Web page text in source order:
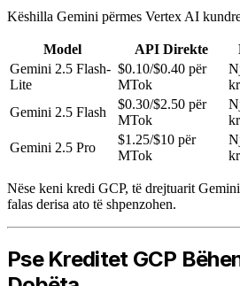
Këshilla Gemini përmes Vertex AI
Model API Direkte
Gemini 2.5 Flash-
Lite
$0.10/$0.40 për
MTok
Gemini 2.5 Flash
$0.30/$2.50 për
MTok
Gemini 2.5 Pro
$1.25/$10 për
MTok
Nëse keni kredi GCP, të drejtuarit
falas derisa ato të shpenzohen.
Pse Kreditet GCP